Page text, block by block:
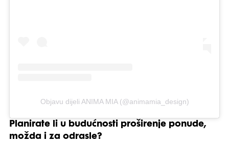
Objavu dijeli ANIMA MIA (@animamia_design)
Planirate li u budućnosti proširenje ponude,
možda i za odrasle?